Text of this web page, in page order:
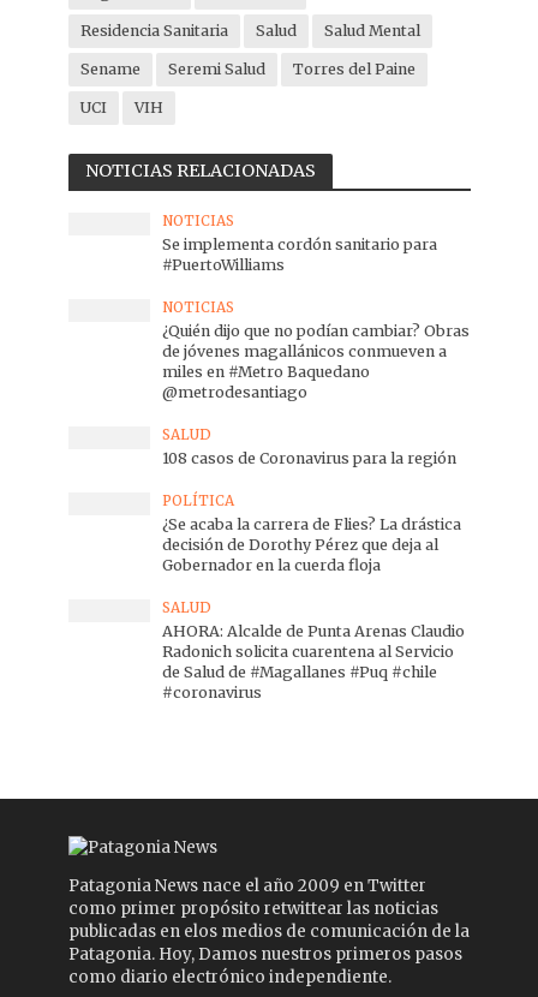
Residencia Sanitaria Salud Salud Mental
Sename Seremi Salud Torres del Paine
UCI VIH
NOTICIAS RELACIONADAS
NOTICIAS
Se implementa cordón sanitario para
#PuertoWilliams
NOTICIAS
¿Quién dijo que no podían cambiar? Obras
de jóvenes magallánicos conmueven a
miles en #Metro Baquedano
@metrodesantiago
SALUD
108 casos de Coronavirus para la región
POLÍTICA
¿Se acaba la carrera de Flies? La drástica
decisión de Dorothy Pérez que deja al
Gobernador en la cuerda floja
SALUD
AHORA: Alcalde de Punta Arenas Claudio
Radonich solicita cuarentena al Servicio
de Salud de #Magallanes #Puq #chile
#coronavirus
Patagonia News nace el año 2009 en Twitter
como primer propósito retwittear las noticias
publicadas en elos medios de comunicación de la
Patagonia. Hoy, Damos nuestros primeros pasos
como diario electrónico independiente.